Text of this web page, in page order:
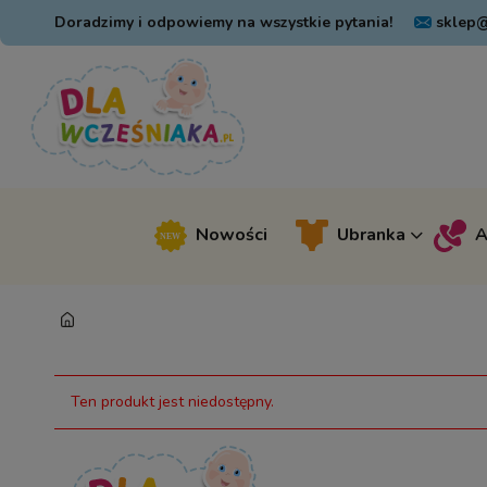
Doradzimy i odpowiemy na wszystkie pytania!
Nowości Ubranka
Ten produkt jest niedostępny.